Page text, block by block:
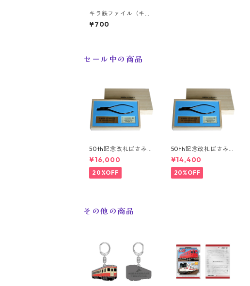
キラ鉄ファイル（キハ
37＋キハ38）
¥700
セール中の商品
50th記念改札ばさみ
※シリアルNoあり
¥16,000
20%OFF
50th記念改札ばさみ
※シリアルNoなし
¥14,400
20%OFF
その他の商品